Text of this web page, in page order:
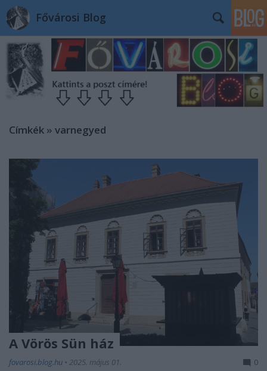
Fővárosi Blog
Címkék » varnegyed
A Vörös Sün ház
fovarosi.blog.hu • 2025. május 01. 0